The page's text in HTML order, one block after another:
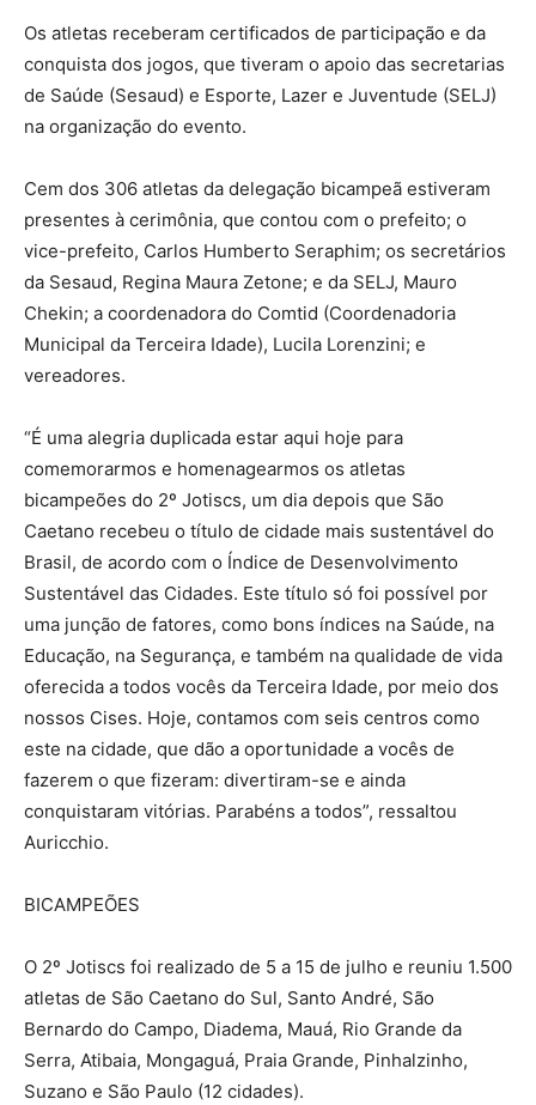
Os atletas receberam certificados de participação e da
conquista dos jogos, que tiveram o apoio das secretarias
de Saúde (Sesaud) e Esporte, Lazer e Juventude (SELJ)
na organização do evento.
Cem dos 306 atletas da delegação bicampeã estiveram
presentes à cerimônia, que contou com o prefeito; o
vice-prefeito, Carlos Humberto Seraphim; os secretários
da Sesaud, Regina Maura Zetone; e da SELJ, Mauro
Chekin; a coordenadora do Comtid (Coordenadoria
Municipal da Terceira Idade), Lucila Lorenzini; e
vereadores.
“É uma alegria duplicada estar aqui hoje para
comemorarmos e homenagearmos os atletas
bicampeões do 2º Jotiscs, um dia depois que São
Caetano recebeu o título de cidade mais sustentável do
Brasil, de acordo com o Índice de Desenvolvimento
Sustentável das Cidades. Este título só foi possível por
uma junção de fatores, como bons índices na Saúde, na
Educação, na Segurança, e também na qualidade de vida
oferecida a todos vocês da Terceira Idade, por meio dos
nossos Cises. Hoje, contamos com seis centros como
este na cidade, que dão a oportunidade a vocês de
fazerem o que fizeram: divertiram-se e ainda
conquistaram vitórias. Parabéns a todos”, ressaltou
Auricchio.
BICAMPEÕES
O 2º Jotiscs foi realizado de 5 a 15 de julho e reuniu 1.500
atletas de São Caetano do Sul, Santo André, São
Bernardo do Campo, Diadema, Mauá, Rio Grande da
Serra, Atibaia, Mongaguá, Praia Grande, Pinhalzinho,
Suzano e São Paulo (12 cidades).